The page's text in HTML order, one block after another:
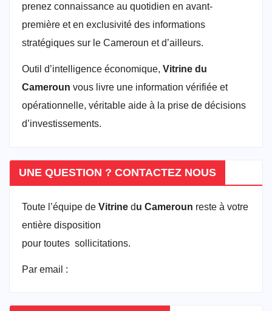
prenez connaissance au quotidien en avant-
première et en exclusivité des informations
stratégiques sur le Cameroun et d’ailleurs.
Outil d’intelligence économique, Vitrine du
Cameroun vous livre une information vérifiée et
opérationnelle, véritable aide à la prise de décisions
d’investissements.
UNE QUESTION ? CONTACTEZ NOUS
Toute l’équipe de Vitrine du Cameroun reste à votre
entière disposition
pour toutes sollicitations.
Par email :